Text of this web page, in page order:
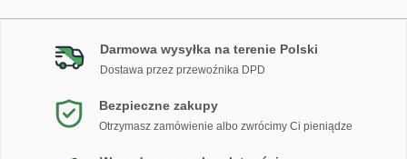
Darmowa wysyłka na terenie Polski
Dostawa przez przewoźnika DPD
Bezpieczne zakupy
Otrzymasz zamówienie albo zwrócimy Ci pieniądze